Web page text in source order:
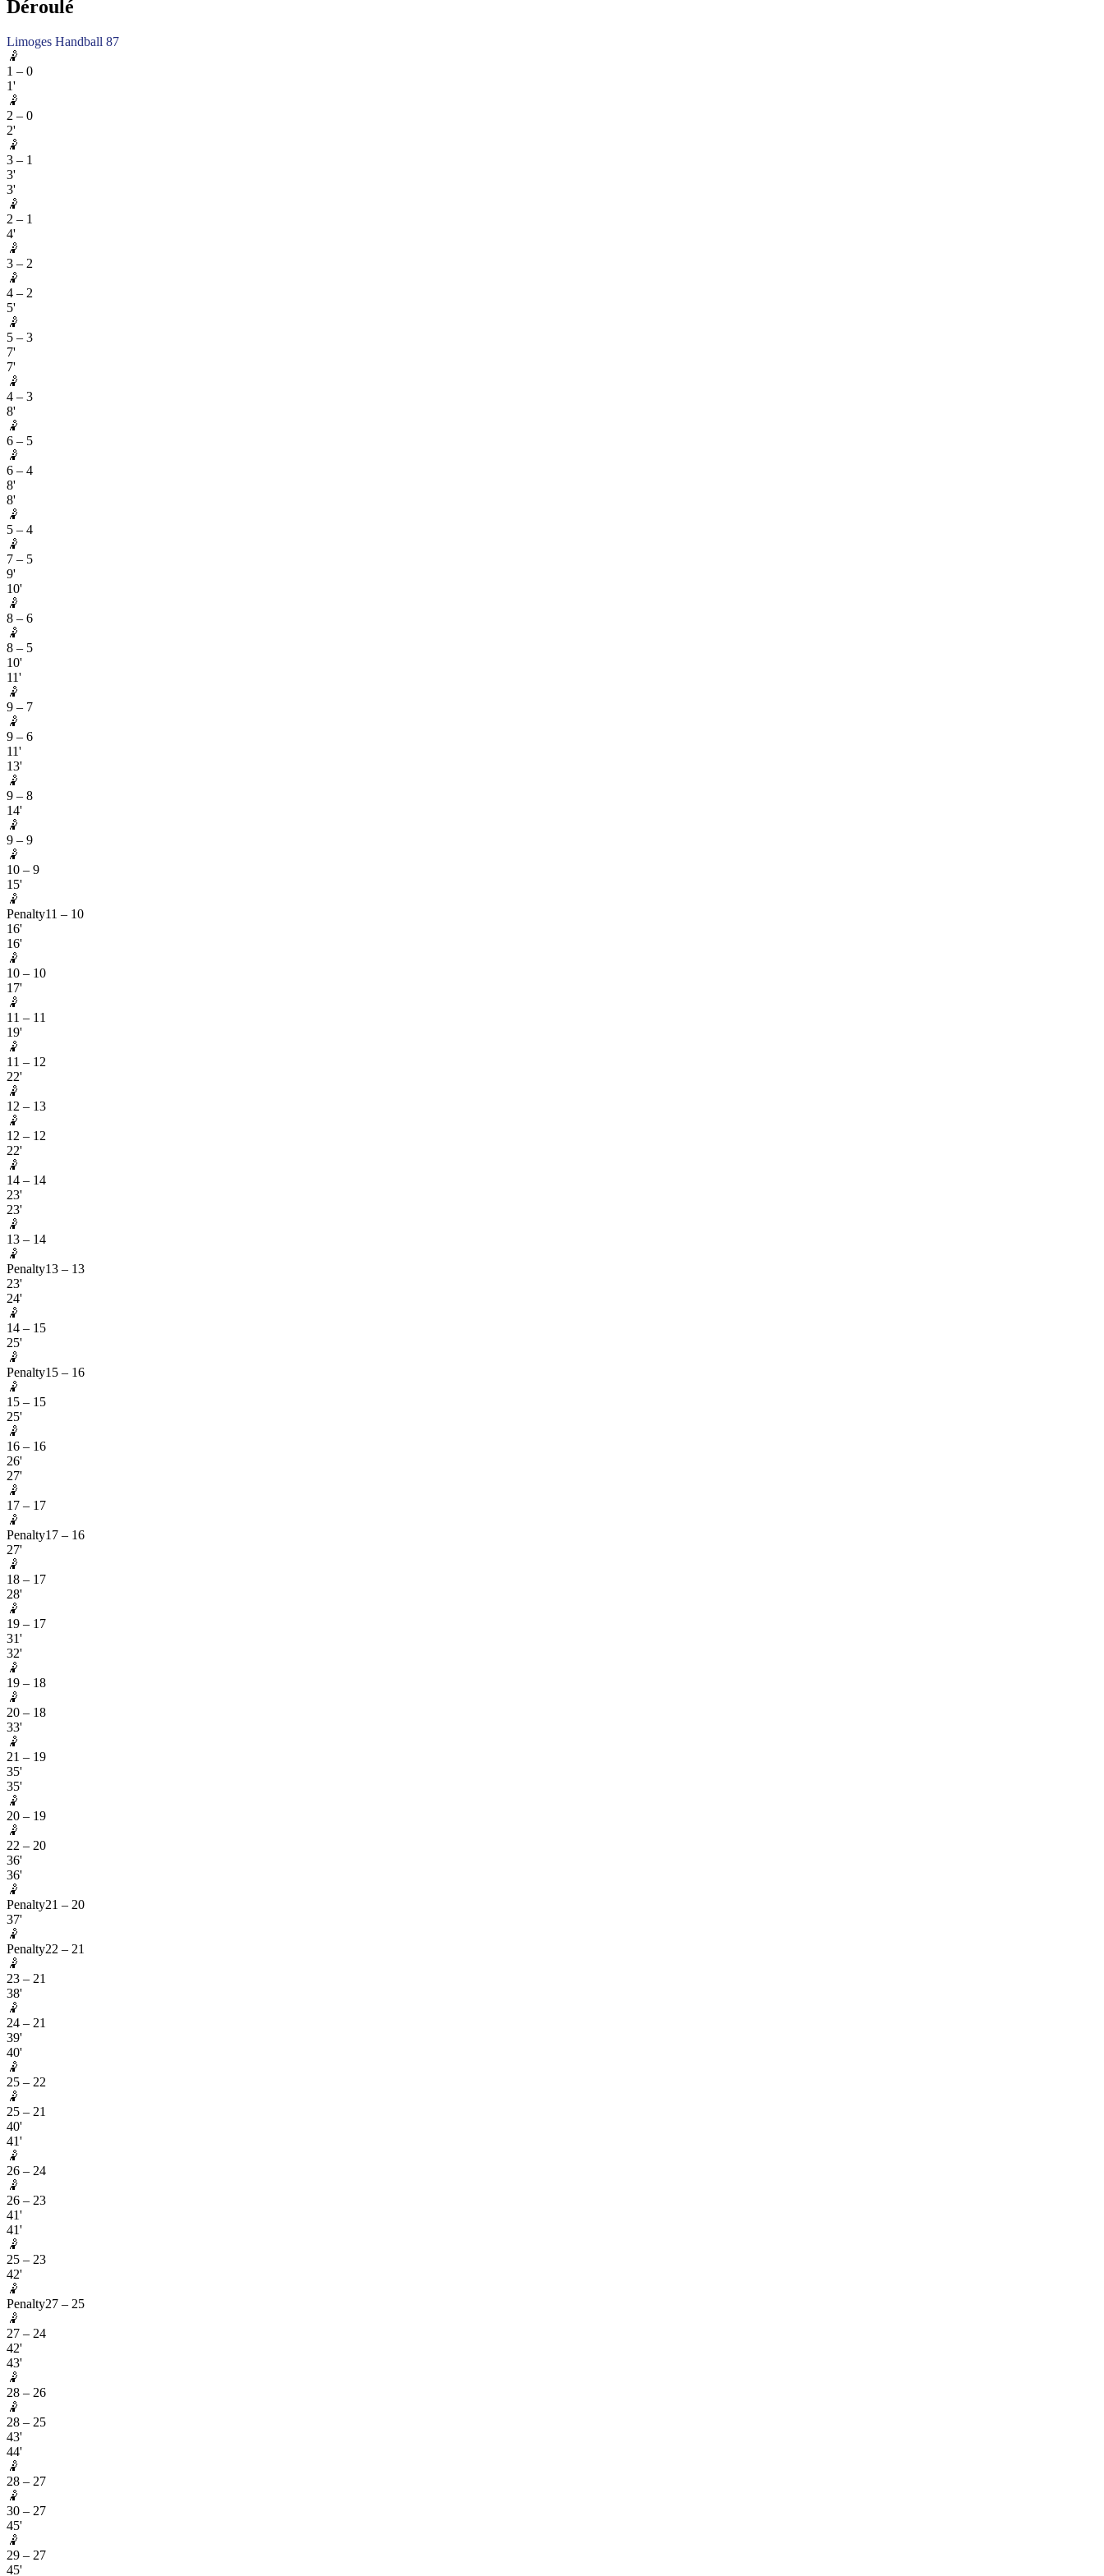
Déroulé
Limoges Handball 87
🤾
1 – 0
1'
🤾
2 – 0
2'
🤾
3 – 1
3'
3'
🤾
2 – 1
4'
🤾
3 – 2
🤾
4 – 2
5'
🤾
5 – 3
7'
7'
🤾
4 – 3
8'
🤾
6 – 5
🤾
6 – 4
8'
8'
🤾
5 – 4
🤾
7 – 5
9'
10'
🤾
8 – 6
🤾
8 – 5
10'
11'
🤾
9 – 7
🤾
9 – 6
11'
13'
🤾
9 – 8
14'
🤾
9 – 9
🤾
10 – 9
15'
🤾
Penalty11 – 10
16'
16'
🤾
10 – 10
17'
🤾
11 – 11
19'
🤾
11 – 12
22'
🤾
12 – 13
🤾
12 – 12
22'
🤾
14 – 14
23'
23'
🤾
13 – 14
🤾
Penalty13 – 13
23'
24'
🤾
14 – 15
25'
🤾
Penalty15 – 16
🤾
15 – 15
25'
🤾
16 – 16
26'
27'
🤾
17 – 17
🤾
Penalty17 – 16
27'
🤾
18 – 17
28'
🤾
19 – 17
31'
32'
🤾
19 – 18
🤾
20 – 18
33'
🤾
21 – 19
35'
35'
🤾
20 – 19
🤾
22 – 20
36'
36'
🤾
Penalty21 – 20
37'
🤾
Penalty22 – 21
🤾
23 – 21
38'
🤾
24 – 21
39'
40'
🤾
25 – 22
🤾
25 – 21
40'
41'
🤾
26 – 24
🤾
26 – 23
41'
41'
🤾
25 – 23
42'
🤾
Penalty27 – 25
🤾
27 – 24
42'
43'
🤾
28 – 26
🤾
28 – 25
43'
44'
🤾
28 – 27
🤾
30 – 27
45'
🤾
29 – 27
45'